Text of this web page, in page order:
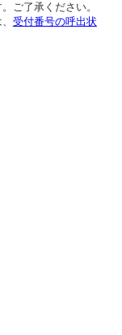
ご了承ください。
受付番号の呼出状